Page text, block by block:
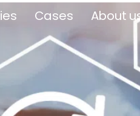
Cases About